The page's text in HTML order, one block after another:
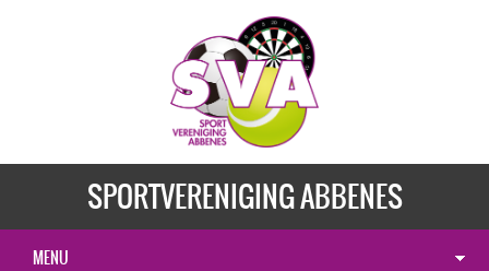
SPORTVERENIGING ABBENES
MENU